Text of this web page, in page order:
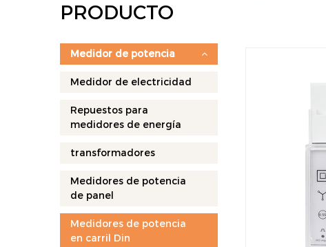
PRODUCTO
Medidor de potencia
Medidor de electricidad
Repuestos para
medidores de energía
transformadores
Medidores de potencia
de panel
Medidores de potencia
en carril Din